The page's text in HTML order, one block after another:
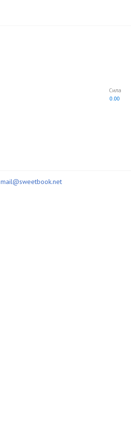
Сила
0.00
mail@sweetbook.net